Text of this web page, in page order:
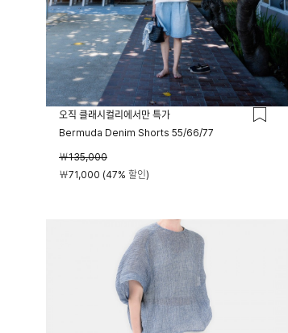
오직 클래시컬리에서만 특가
Bermuda Denim Shorts 55/66/77
￦135,000
￦71,000 (47% 할인)